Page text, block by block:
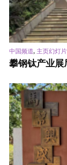
中国频道, 主页幻灯片
攀钢钛产业